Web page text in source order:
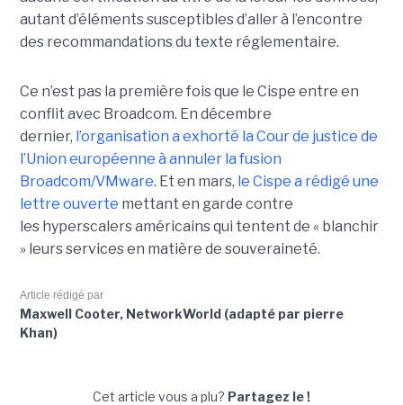
autant d’éléments susceptibles d’aller à l’encontre
des recommandations du texte réglementaire.
Ce n’est pas la première fois que le Cispe entre en
conflit avec Broadcom. En décembre
dernier, l’organisation a exhorté la Cour de justice de
l’Union européenne à annuler la fusion
Broadcom/VMware. Et en mars, le Cispe a rédigé une
lettre ouverte mettant en garde contre
les hyperscalers américains qui tentent de « blanchir
» leurs services en matière de souveraineté.
Article rédigé par
Maxwell Cooter, NetworkWorld (adapté par pierre
Khan)
Cet article vous a plu? Partagez le !